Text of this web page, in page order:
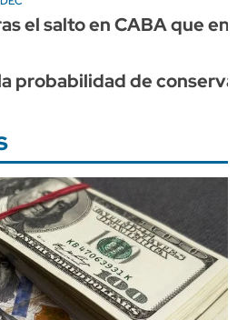
el salto en CABA que
probabilidad de